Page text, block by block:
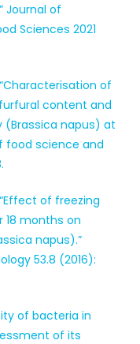
Journal of
Sciences 2021
of
content and
(Brassica napus) at
food science and
of freezing
months on
napus).”
53.8 (2016):
of bacteria in
of its